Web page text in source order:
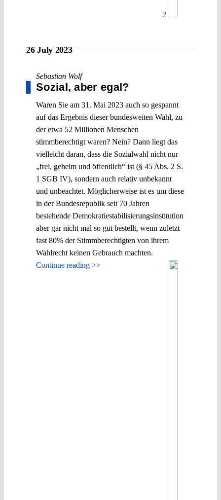
2
26 July 2023
Sebastian Wolf
Sozial, aber egal?
Waren Sie am 31. Mai 2023 auch so gespannt
auf das Ergebnis dieser bundesweiten Wahl, zu
der etwa 52 Millionen Menschen
stimmberechtigt waren? Nein? Dann liegt das
vielleicht daran, dass die Sozialwahl nicht nur
„frei, geheim und öffentlich“ ist (§ 45 Abs. 2 S.
1 SGB IV), sondern auch relativ unbekannt
und unbeachtet. Möglicherweise ist es um diese
in der Bundesrepublik seit 70 Jahren
bestehende Demokratiestabilisierungsinstitution
aber gar nicht mal so gut bestellt, wenn zuletzt
fast 80% der Stimmberechtigten von ihrem
Wahlrecht keinen Gebrauch machten.
Continue reading >>